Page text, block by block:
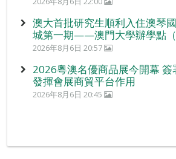
澳大首批研究生順利入住澳琴
城第一期——澳門大學辦學點（
2026年8月6日 20:57
2026粵澳名優商品展今開幕 簽
發揮會展商貿平台作用
2026年8月6日 20:45